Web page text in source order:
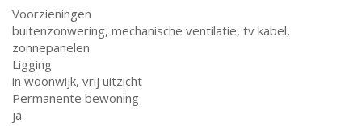
Voorzieningen
buitenzonwering, mechanische ventilatie, tv kabel,
zonnepanelen
Ligging
in woonwijk, vrij uitzicht
Permanente bewoning
ja